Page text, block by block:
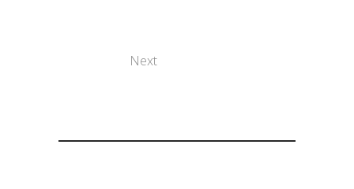
Next